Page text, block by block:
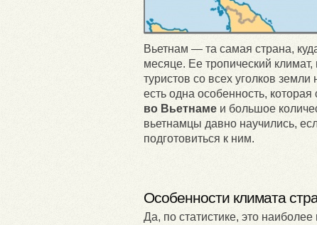
Вьетнам — та самая страна,
месяце. Ее тропический
туристов со всех уголков
есть одна особенность,
во Вьетнаме и большое
вьетнамцы давно научились,
подготовиться к ним.
Особенности климата
Да, по статистике, это